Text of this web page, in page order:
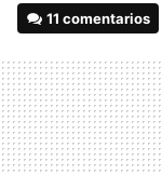
11 comentarios